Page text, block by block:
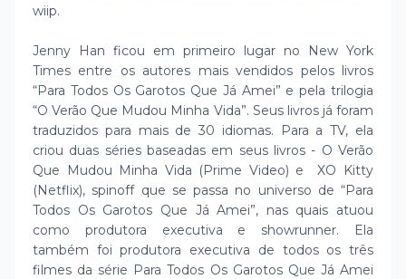
wiip.
Jenny Han ficou em primeiro lugar no New York
Times entre os autores mais vendidos pelos livros
“Para Todos Os Garotos Que Já Amei” e pela trilogia
“O Verão Que Mudou Minha Vida”. Seus livros já foram
traduzidos para mais de 30 idiomas. Para a TV, ela
criou duas séries baseadas em seus livros - O Verão
Que Mudou Minha Vida (Prime Video) e XO Kitty
(Netflix), spinoff que se passa no universo de “Para
Todos Os Garotos Que Já Amei”, nas quais atuou
como produtora executiva e showrunner. Ela
também foi produtora executiva de todos os três
filmes da série Para Todos Os Garotos Que Já Amei